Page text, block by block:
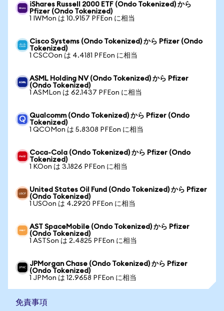
iShares Russell 2000 ETF (Ondo Tokenized) から
Pfizer (Ondo Tokenized)
1 IWMon は 10.9157 PFEon に相当
Cisco Systems (Ondo Tokenized) から Pfizer (Ondo
Tokenized)
1 CSCOon は 4.4181 PFEon に相当
ASML Holding NV (Ondo Tokenized) から Pfizer
(Ondo Tokenized)
1 ASMLon は 62.1437 PFEon に相当
Qualcomm (Ondo Tokenized) から Pfizer (Ondo
Tokenized)
1 QCOMon は 5.8308 PFEon に相当
Coca-Cola (Ondo Tokenized) から Pfizer (Ondo
Tokenized)
1 KOon は 3.1826 PFEon に相当
United States Oil Fund (Ondo Tokenized) から Pfizer
(Ondo Tokenized)
1 USOon は 4.2920 PFEon に相当
AST SpaceMobile (Ondo Tokenized) から Pfizer
(Ondo Tokenized)
1 ASTSon は 2.4825 PFEon に相当
JPMorgan Chase (Ondo Tokenized) から Pfizer
(Ondo Tokenized)
1 JPMon は 12.9658 PFEon に相当
免責事項